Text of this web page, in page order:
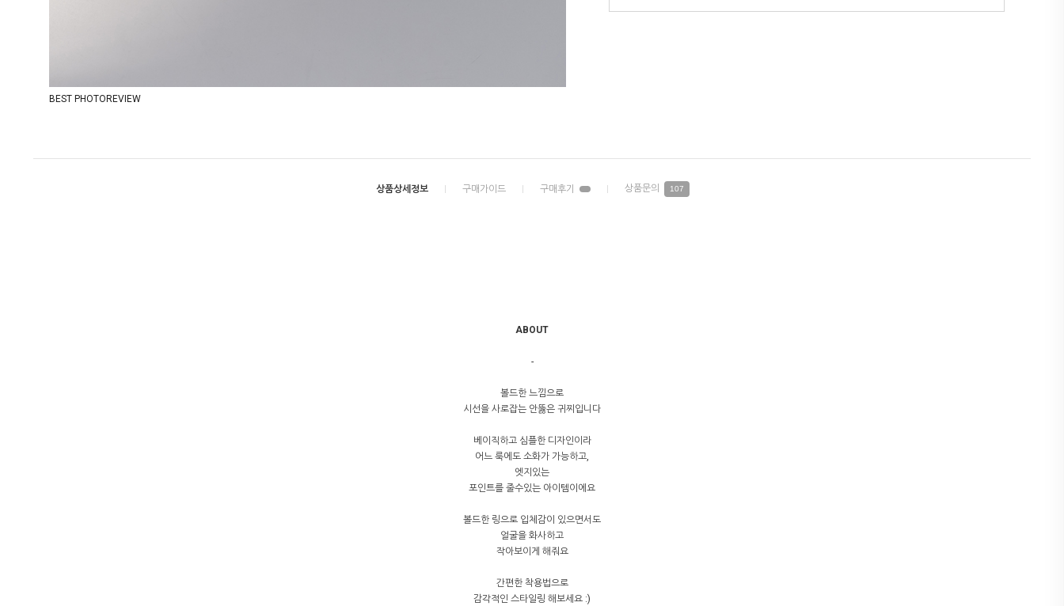
BEST PHOTOREVIEW
107
ABOUT
-
볼드한 느낌으로
시선을 사로잡는 안뚫은 귀찌입니다
베이직하고 심플한 디자인이라
어느 룩에도 소화가 가능하고,
엣지있는
포인트를 줄수있는 아이템이에요
볼드한 링으로 입체감이 있으면서도
얼굴을 화사하고
작아보이게 해줘요
간편한 착용법으로
감각적인 스타일링 해보세요 :)